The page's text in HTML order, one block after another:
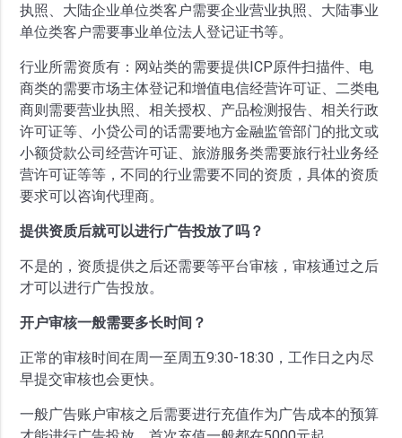
执照、大陆企业单位类客户需要企业营业执照、大陆事业
单位类客户需要事业单位法人登记证书等。
行业所需资质有：网站类的需要提供ICP原件扫描件、电
商类的需要市场主体登记和增值电信经营许可证、二类电
商则需要营业执照、相关授权、产品检测报告、相关行政
许可证等、小贷公司的话需要地方金融监管部门的批文或
小额贷款公司经营许可证、旅游服务类需要旅行社业务经
营许可证等等，不同的行业需要不同的资质，具体的资质
要求可以咨询代理商。
提供资质后就可以进行广告投放了吗？
不是的，资质提供之后还需要等平台审核，审核通过之后
才可以进行广告投放。
开户审核一般需要多长时间？
正常的审核时间在周一至周五9:30-18:30，工作日之内尽
早提交审核也会更快。
一般广告账户审核之后需要进行充值作为广告成本的预算